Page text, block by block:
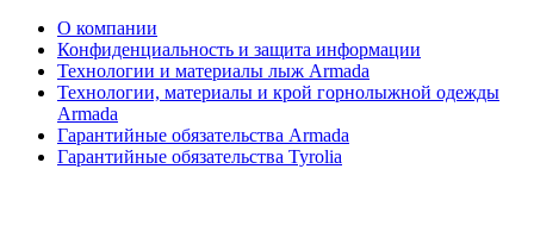
О компании
Конфиденциальность и защита информации
Технологии и материалы лыж Armada
Технологии, материалы и крой горнолыжной одежды
Armada
Гарантийные обязательства Armada
Гарантийные обязательства Tyrolia